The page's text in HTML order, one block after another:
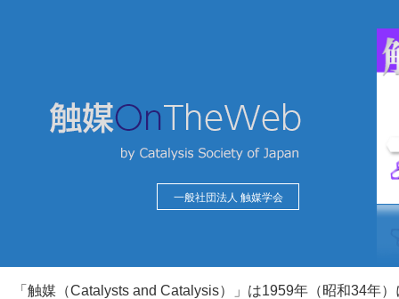
一般社団法人 触媒学会
「触媒（Catalysts and Catalysis）」は1959年（昭和34年